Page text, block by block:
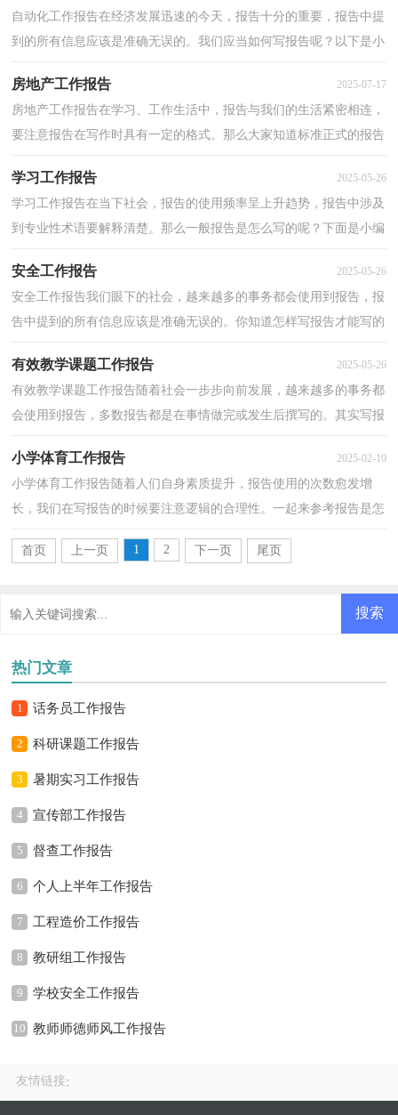
自动化工作报告在经济发展迅速的今天，报告十分的重要，报告中提
到的所有信息应该是准确无误的。我们应当如何写报告呢？以下是小
房地产工作报告 2025-07-17
房地产工作报告在学习、工作生活中，报告与我们的生活紧密相连，
要注意报告在写作时具有一定的格式。那么大家知道标准正式的报告
学习工作报告 2025-05-26
学习工作报告在当下社会，报告的使用频率呈上升趋势，报告中涉及
到专业性术语要解释清楚。那么一般报告是怎么写的呢？下面是小编
安全工作报告 2025-05-26
安全工作报告我们眼下的社会，越来越多的事务都会使用到报告，报
告中提到的所有信息应该是准确无误的。你知道怎样写报告才能写的
有效教学课题工作报告 2025-05-26
有效教学课题工作报告随着社会一步步向前发展，越来越多的事务都
会使用到报告，多数报告都是在事情做完或发生后撰写的。其实写报
小学体育工作报告 2025-02-10
小学体育工作报告随着人们自身素质提升，报告使用的次数愈发增
长，我们在写报告的时候要注意逻辑的合理性。一起来参考报告是怎
首页
上一页 1 2 下一页 尾页
热门文章
1 话务员工作报告
2 科研课题工作报告
3 暑期实习工作报告
4 宣传部工作报告
5 督查工作报告
6 个人上半年工作报告
7 工程造价工作报告
8 教研组工作报告
9 学校安全工作报告
10 教师师德师风工作报告
友情链接: